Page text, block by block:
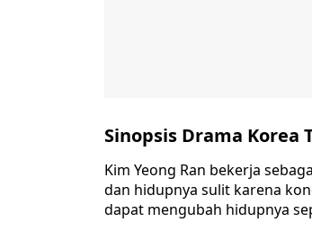
Sinopsis Drama
Kim Yeong Ran bekerja
dan hidupnya sulit karena
dapat mengubah hidupnya